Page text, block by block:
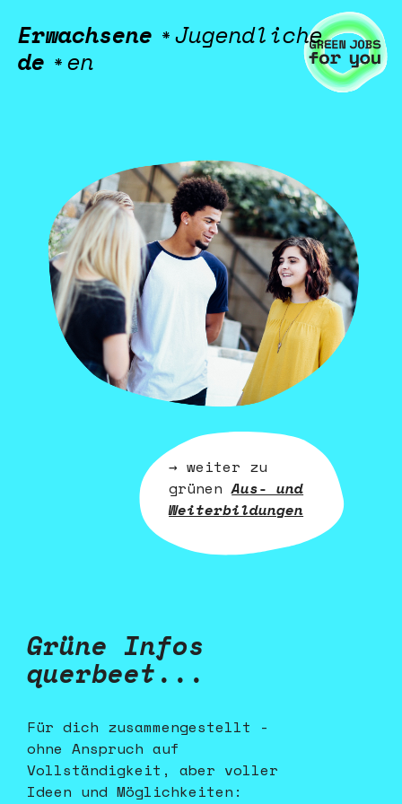
Erwachsene * Jugendliche
de * en
→ weiter zu
grünenAus- und
Weiterbildungen
Grüne Infos
querbeet...
Für dich zusammengestellt -
ohne Anspruch auf
Vollständigkeit, aber voller
Ideen und Möglichkeiten: